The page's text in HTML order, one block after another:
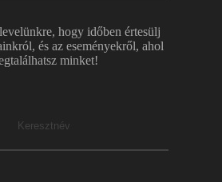
hogy időben értesülj
és az eseményekről, ahol
minket!